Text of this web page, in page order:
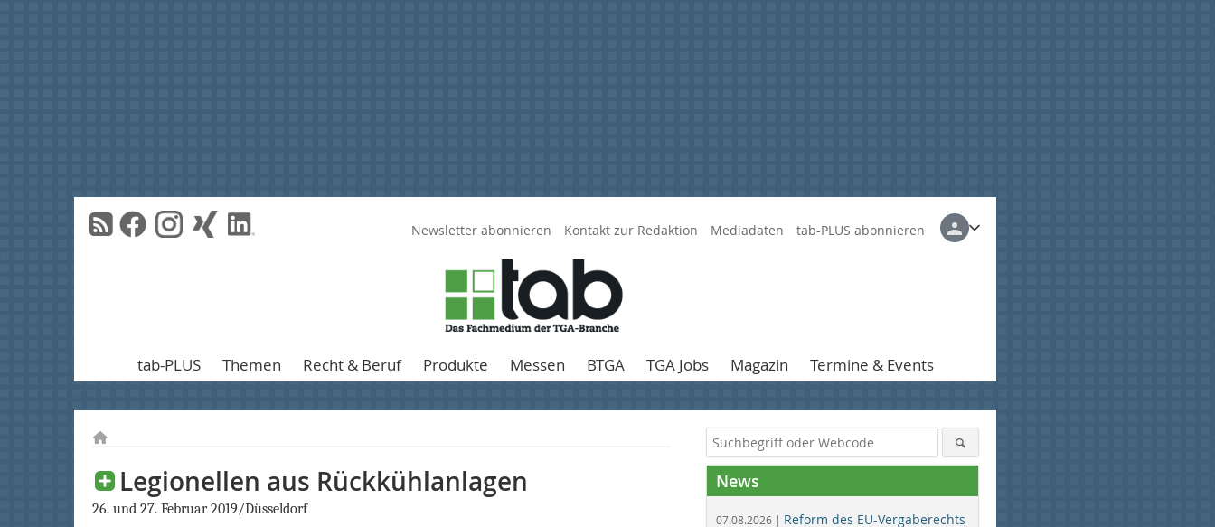
Newsletter abonnieren Kontakt zur Redaktion Mediadaten tab-PLUS abonnieren
tab-PLUS Themen Recht & Beruf Produkte Messen BTGA TGA Jobs Magazin Termine & Events
Legionellen aus Rückkühlanlagen
26. und 27. Februar 2019/Düsseldorf
News
07.08.2026 | Reform des EU-Vergaberechts